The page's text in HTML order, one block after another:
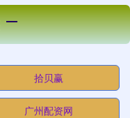
拾贝赢
广州配资网